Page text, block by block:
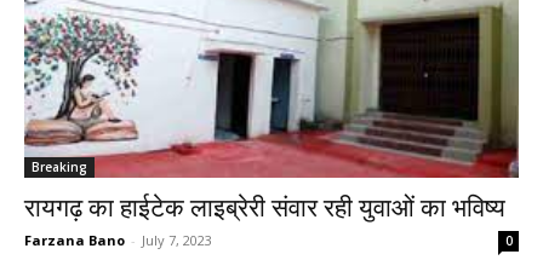
Breaking
रायगढ़ का हाईटेक लाइब्रेरी संवार रही युवाओं का भविष्य
Farzana Bano - July 7, 2023 0